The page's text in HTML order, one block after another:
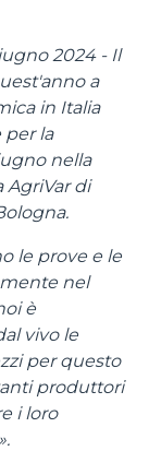
2024 - Il
a
in Italia
la
nella
AgriVar di
le prove e le
nel
è
vivo le
per questo
produttori
i loro